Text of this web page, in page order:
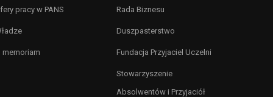
pracy w PANS
memoriam
Rada Biznesu
Duszpasterstwo
Fundacja Przyjaciel Uczelni
Stowarzyszenie
Absolwentów i Przyjaciół